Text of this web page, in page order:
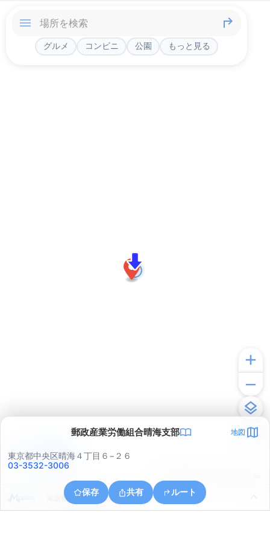
グルメ コンビニ 公園 もっと見る
郵政産業労働組合晴海支部 地図
東京都中央区晴海４丁目６−２６
03-3532-3006
保存 共有 ルート
東京都江東区越中島１丁目３
アプリで見る